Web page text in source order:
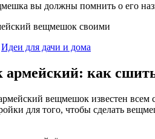
вы должны помнить о его
Идеи для дачи и дома
как
вещмешок известен
для того, чтобы сделать